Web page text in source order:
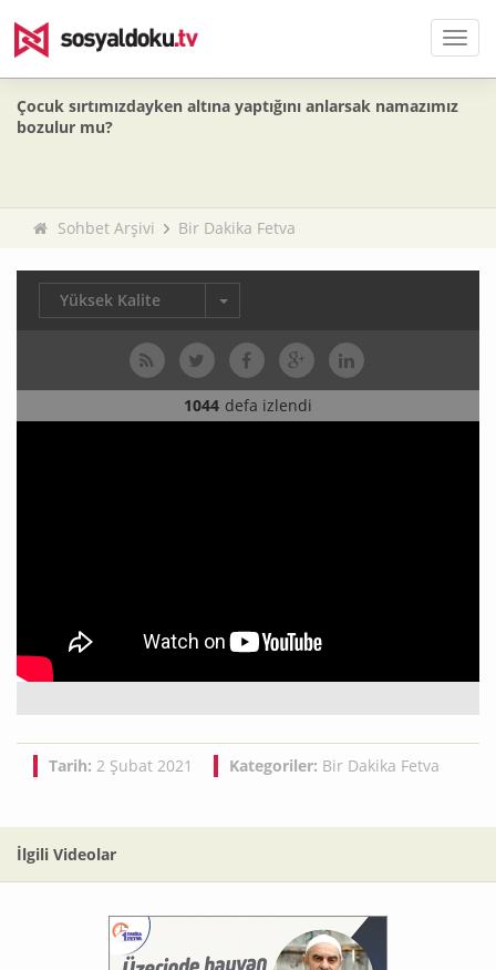
Menü
Çocuk sırtımızdayken altına yaptığını anlarsak namazımız
bozulur mu?
Sohbet Arşivi Bir Dakika Fetva
Yüksek Kalite
1044 defa izlendi
Tarih: 2 Şubat 2021 Kategoriler: Bir Dakika Fetva
İlgili Videolar